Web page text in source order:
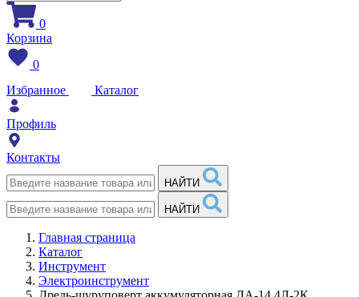
0
Корзина
0
Избранное
Каталог
Профиль
Контакты
НАЙТИ
НАЙТИ
Главная страница
Каталог
Инструмент
Электроинструмент